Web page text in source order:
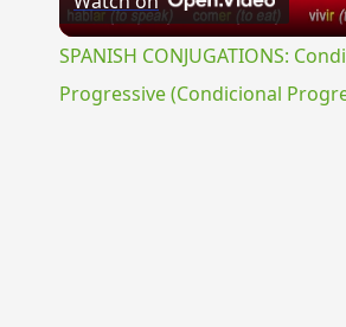
SPANISH CONJUGATIONS:
Progressive (Condicional